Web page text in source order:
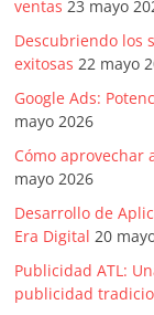
ventas 23 mayo
Descubriendo los
exitosas 22 mayo
Google Ads:
mayo 2026
Cómo aprovechar
mayo 2026
Desarrollo de
Era Digital 20
Publicidad ATL:
publicidad